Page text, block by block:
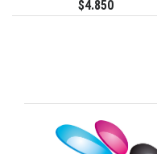
$4.850